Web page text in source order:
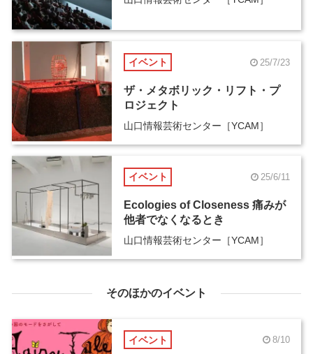
イベント 25/7/23
ザ・メタボリック・リフト・プ
ロジェクト
山口情報芸術センター［YCAM］
イベント 25/6/11
Ecologies of Closeness 痛みが
他者でなくなるとき
山口情報芸術センター［YCAM］
そのほかのイベント
イベント 8/10